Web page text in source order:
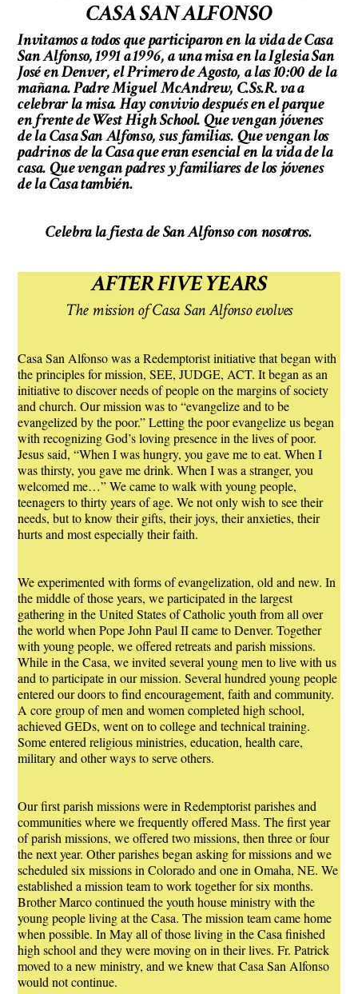
CASA SAN ALFONSO
Invitamos a todos que participaron en la vida de Casa
San Alfonso, 1991 a 1996, a una misa en la Iglesia San
José en Denver, el Primero de Agosto, a las 10:00 de la
mañana. Padre Miguel McAndrew, C.Ss.R. va a
celebrar la misa. Hay convivio después en el parque
en frente de West High School. Que vengan jóvenes
de la Casa San Alfonso, sus familias. Que vengan los
padrinos de la Casa que eran esencial en la vida de la
casa. Que vengan padres y familiares de los jóvenes
de la Casa también.
Celebra la fiesta de San Alfonso con nosotros.
AFTER FIVE YEARS
The mission of Casa San Alfonso evolves
Casa San Alfonso was a Redemptorist initiative that began with
the principles for mission, SEE, JUDGE, ACT. It began as an
initiative to discover needs of people on the margins of society
and church. Our mission was to “evangelize and to be
evangelized by the poor.” Letting the poor evangelize us began
with recognizing God’s loving presence in the lives of poor.
Jesus said, “When I was hungry, you gave me to eat. When I
was thirsty, you gave me drink. When I was a stranger, you
welcomed me…” We came to walk with young people,
teenagers to thirty years of age. We not only wish to see their
needs, but to know their gifts, their joys, their anxieties, their
hurts and most especially their faith.
We experimented with forms of evangelization, old and new. In
the middle of those years, we participated in the largest
gathering in the United States of Catholic youth from all over
the world when Pope John Paul II came to Denver. Together
with young people, we offered retreats and parish missions.
While in the Casa, we invited several young men to live with us
and to participate in our mission. Several hundred young people
entered our doors to find encouragement, faith and community.
A core group of men and women completed high school,
achieved GEDs, went on to college and technical training.
Some entered religious ministries, education, health care,
military and other ways to serve others.
Our first parish missions were in Redemptorist parishes and
communities where we frequently offered Mass. The first year
of parish missions, we offered two missions, then three or four
the next year. Other parishes began asking for missions and we
scheduled six missions in Colorado and one in Omaha, NE. We
established a mission team to work together for six months.
Brother Marco continued the youth house ministry with the
young people living at the Casa. The mission team came home
when possible. In May all of those living in the Casa finished
high school and they were moving on in their lives. Fr. Patrick
moved to a new ministry, and we knew that Casa San Alfonso
would not continue.